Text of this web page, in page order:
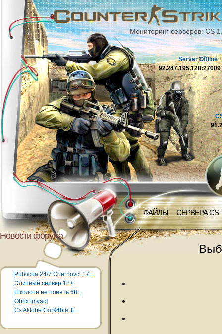
Мониторинг серверов: CS
ФАЙЛЫ СЕРВЕРА CS
Server Offline
92.247.195.128:27009
Новости форума
Publicua 24/7 Chernovci 17+
Элитный сервер 18+
Школоте не понять 68+
Obnx [myac]
Cs Aktobe Gor94bie Tt